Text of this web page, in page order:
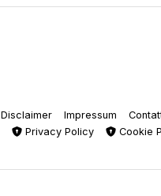
Disclaimer Impressum
Privacy Policy Cookie